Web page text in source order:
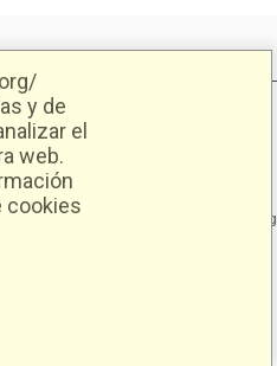
y de
el
web.
cookies
Commons
46970 Alaquàs.dir3: L01460057
00 | FAX: 96 151 94 03 | info@alaquas.org